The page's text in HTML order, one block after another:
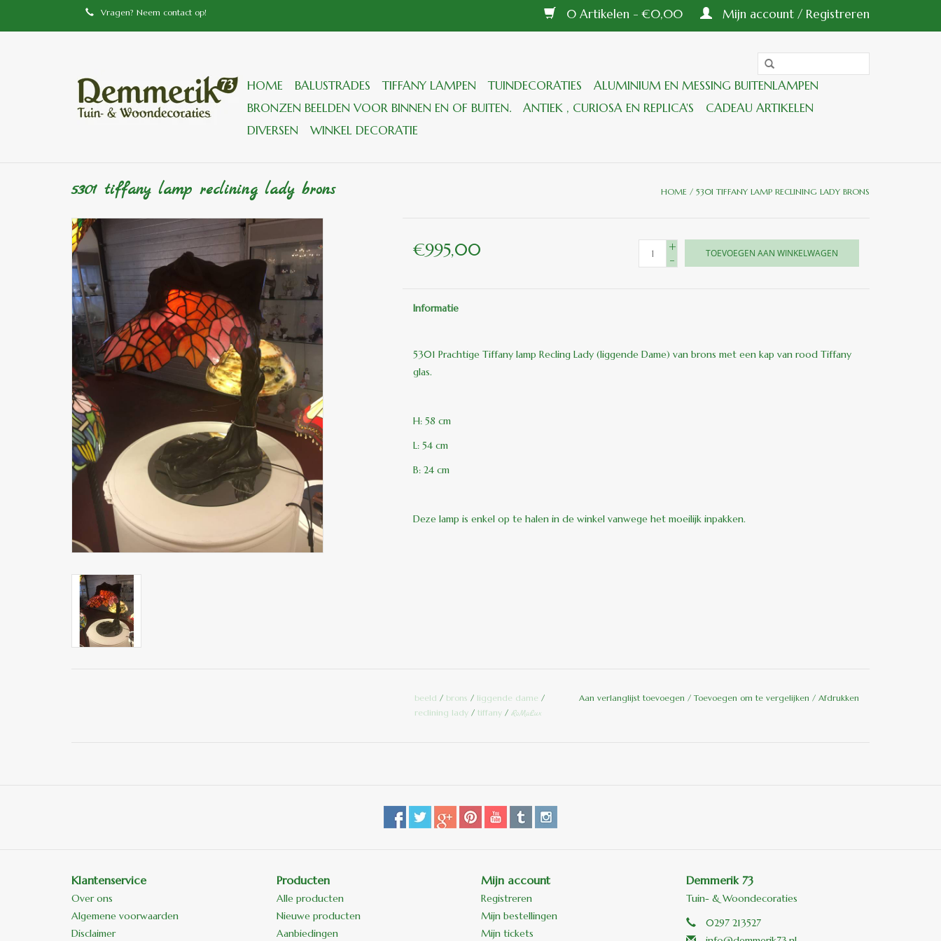
Vragen? Neem contact op! 0 Artikelen - €0,00 Mijn account / Registreren
HOME BALUSTRADES TIFFANY LAMPEN TUINDECORATIES
ALUMINIUM EN MESSING BUITENLAMPEN
BRONZEN BEELDEN VOOR BINNEN EN OF BUITEN.
ANTIEK , CURIOSA EN REPLICA'S
CADEAU ARTIKELEN
DIVERSEN
WINKEL DECORATIE
5301 tiffany lamp reclining lady brons HOME / 5301 TIFFANY LAMP RECLINING LADY BRONS
€995,00
+
-
TOEVOEGEN AAN WINKELWAGEN
Informatie
5301 Prachtige Tiffany lamp Recling Lady (liggende Dame) van brons met een kap van rood Tiffany
glas.
H: 58 cm
L: 54 cm
B: 24 cm
Deze lamp is enkel op te halen in de winkel vanwege het moeilijk inpakken.
beeld / brons / liggende dame /
reclining lady / tiffany / RoMaLux
Aan verlanglijst toevoegen / Toevoegen om te vergelijken / Afdrukken
Klantenservice
Over ons
Algemene voorwaarden
Disclaimer
Producten
Alle producten
Nieuwe producten
Aanbiedingen
Mijn account
Registreren
Mijn bestellingen
Mijn tickets
Demmerik 73
Tuin- & Woondecoraties
0297 213527